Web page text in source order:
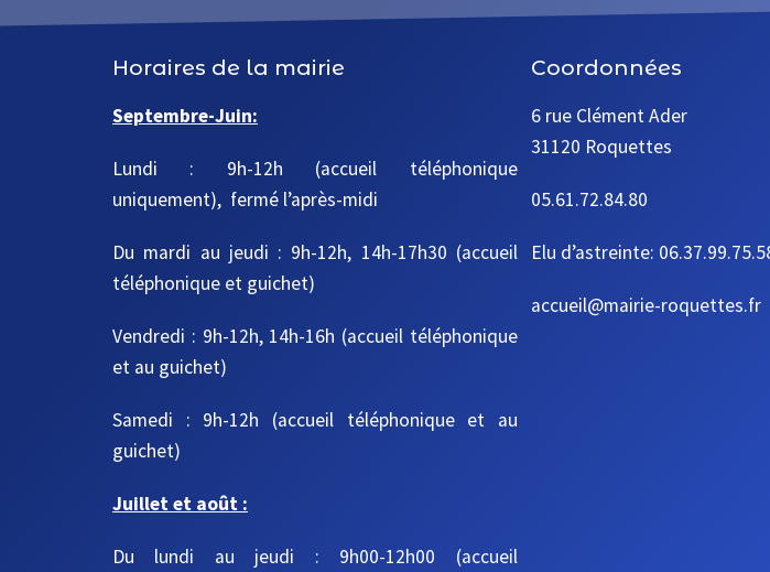
Horaires de la mairie
Septembre-Juin:
Lundi : 9h-12h (accueil téléphonique
uniquement), fermé l’après-midi
Du mardi au jeudi : 9h-12h, 14h-17h30 (accueil
téléphonique et guichet)
Vendredi : 9h-12h, 14h-16h (accueil téléphonique
et au guichet)
Samedi : 9h-12h (accueil téléphonique et au
guichet)
Juillet et août :
Du lundi au jeudi : 9h00-12h00 (accueil
Coordonnées
6 rue Clément Ader
31120 Roquettes
05.61.72.84.80
Elu d’astreinte:
accueil@mairie-roquettes.fr